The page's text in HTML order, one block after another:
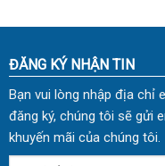
ĐĂNG KÝ NHẬN TIN
Bạn vui lòng nhập địa chỉ
đăng ký, chúng tôi sẽ gửi
khuyến mãi của chúng tôi.